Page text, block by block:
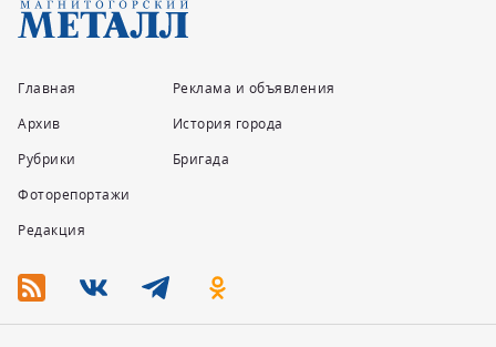
Главная
Архив
Рубрики
Фоторепортажи
Редакция
Реклама и объявления
История города
Бригада